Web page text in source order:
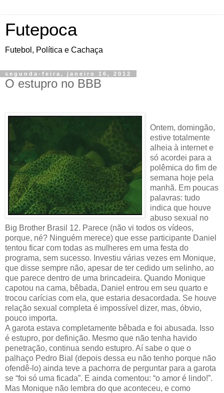
Futepoca
Futebol, Política e Cachaça
segunda-feira, janeiro 16, 2012
O estupro no BBB
Ontem, domingão,
estive totalmente
alheia à internet e
só acordei para a
polêmica do fim de
semana hoje pela
manhã. Em poucas
palavras: tudo
indica que houve
abuso sexual no
Big Brother Brasil 12. Parece (não vi todos os vídeos,
porque, né? Ninguém merece) que esse participante Daniel
tentou ficar com todas as mulheres em uma festa do
programa, sem sucesso. Investiu várias vezes em Monique,
que disse sempre não, apesar de ter cedido um selinho, ao
que parece dentro de uma brincadeira. Quando Monique
capotou na cama, bêbada, Daniel entrou em seu quarto e
trocou carícias com ela, que estaria desacordada. Se houve
relação sexual completa é impossível dizer, mas, óbvio,
pouco importa.
A garota estava completamente bêbada e foi abusada. Isso
é estupro, por definição. Mesmo que não tenha havido
penetração, continua sendo estupro. Aí sabe o que o
palhaço Pedro Bial (depois dessa eu não tenho porque não
ofendê-lo) ainda teve a pachorra de perguntar para a garota
se “foi só uma ficada”. E ainda comentou: “o amor é lindo!”.
Mas Monique não lembra do que aconteceu, e como